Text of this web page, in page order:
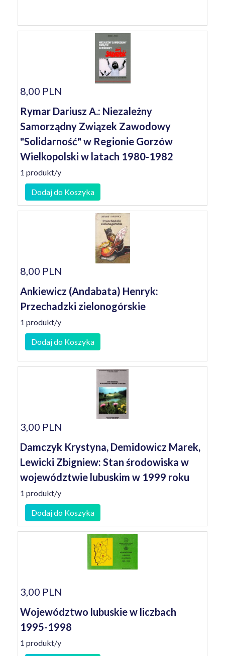
8,00 PLN
Rymar Dariusz A.: Niezależny
Samorządny Związek Zawodowy
"Solidarność" w Regionie Gorzów
Wielkopolski w latach 1980-1982
1 produkt/y
Dodaj do Koszyka
8,00 PLN
Ankiewicz (Andabata) Henryk:
Przechadzki zielonogórskie
1 produkt/y
Dodaj do Koszyka
3,00 PLN
Damczyk Krystyna, Demidowicz Marek,
Lewicki Zbigniew: Stan środowiska w
województwie lubuskim w 1999 roku
1 produkt/y
Dodaj do Koszyka
3,00 PLN
Województwo lubuskie w liczbach
1995-1998
1 produkt/y